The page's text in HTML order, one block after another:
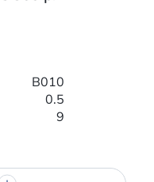
B010
0.5
9